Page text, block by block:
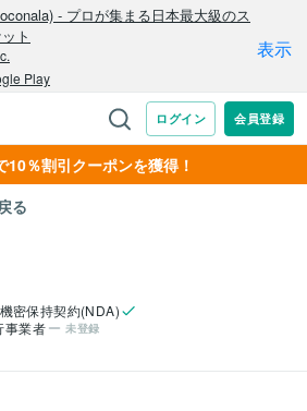
10％割引クーポンを獲得！
る
機密保持契約(NDA)
事業者
未登録